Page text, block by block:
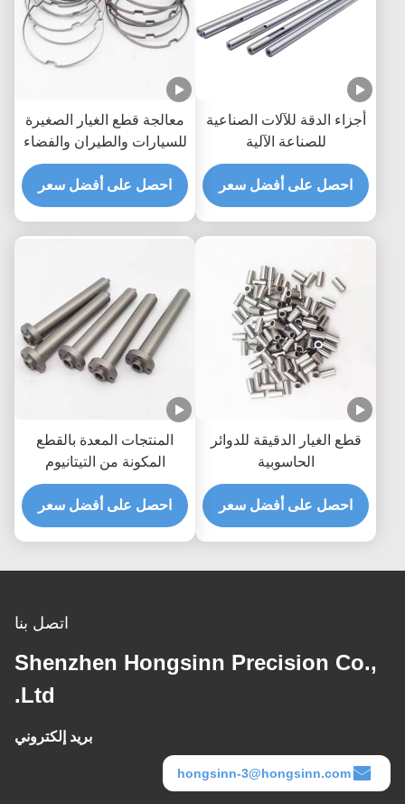
أجزاء الدقة للآلات الصناعية
للصناعة الآلية
احصل على أفضل سعر
معالجة قطع الغيار الصغيرة
للسيارات والطيران والفضاء
الإلكترونيات الطبية قطع
الدوارة CNC
احصل على أفضل سعر
قطع الغيار الدقيقة للدوائر
الحاسوبية
احصل على أفضل سعر
المنتجات المعدة بالقطع
المكونة من التيتانيوم
البلاستيك
احصل على أفضل سعر
اتصل بنا
Shenzhen Hongsinn Precision Co.,
Ltd.
بريد إلكتروني
hongsinn-3@hongsinn.com